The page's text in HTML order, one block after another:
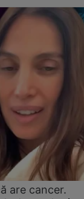
are cancer.